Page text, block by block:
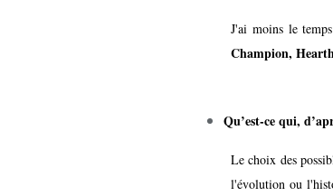
J'ai moins le
Champion,
Qu’est-ce qui,
Le choix des
l'évolution ou